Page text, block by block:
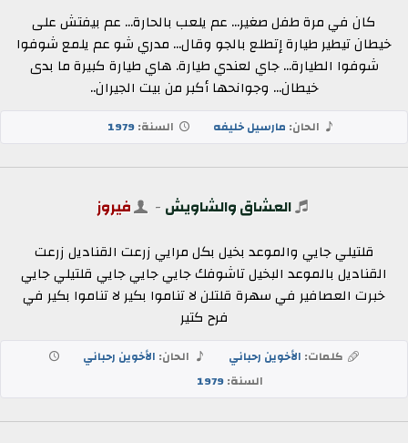
كان في مرة طفل صغير... عم يلعب بالحارة... عم بيفتش على
خيطان تيطير طيارة إتطلع بالجو وقال... مدري شو عم يلمع شوفوا
شوفوا الطيارة... جاي لعندي طيارة. هاي طيارة كبيرة ما بدى
خيطان... وجوانحها أكبر من بيت الجيران..
الحان: مارسيل خليفه السنة:1979
العشاق والشاويش - فيروز
قلتيلي جايي والموعد بخيل بكل مرايي زرعت القناديل زرعت
القناديل بالموعد البخيل تاشوفك جايي جايي جايي قلتيلي جايي
خبرت العصافير في سهرة قلتلن لا تناموا بكير لا تناموا بكير في
فرح كتير
كلمات: الأخوين رحباني الحان: الأخوين رحباني
السنة:1979